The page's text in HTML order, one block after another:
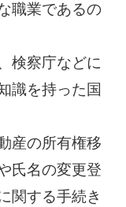
職業であるの
検察庁などに
識を持った国
産の所有権移
氏名の変更登
関する手続き